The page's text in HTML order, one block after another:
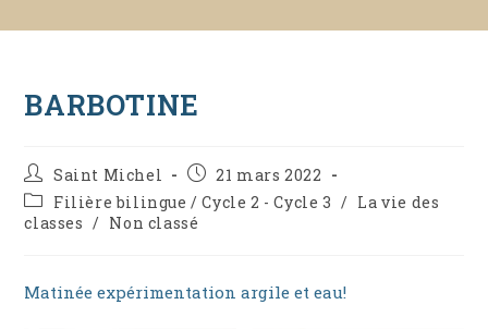
BARBOTINE
Auteur/autrice
de
la
publication :
Saint Michel
Publication
publiée :
21 mars 2022
Post
category:
Filière bilingue / Cycle 2 - Cycle 3 / La vie des
classes / Non classé
Matinée expérimentation argile et eau!